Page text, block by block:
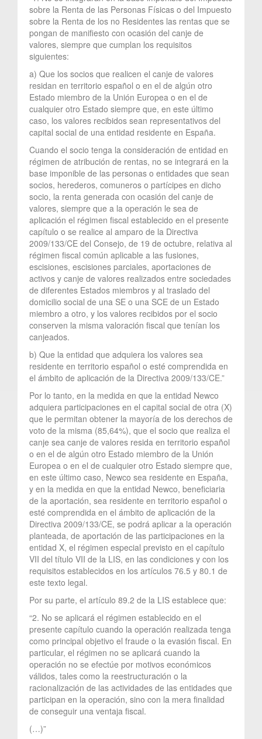
sobre la Renta de las Personas Físicas o del Impuesto
sobre la Renta de los no Residentes las rentas que se
pongan de manifiesto con ocasión del canje de
valores, siempre que cumplan los requisitos
siguientes:
a) Que los socios que realicen el canje de valores
residan en territorio español o en el de algún otro
Estado miembro de la Unión Europea o en el de
cualquier otro Estado siempre que, en este último
caso, los valores recibidos sean representativos del
capital social de una entidad residente en España.
Cuando el socio tenga la consideración de entidad en
régimen de atribución de rentas, no se integrará en la
base imponible de las personas o entidades que sean
socios, herederos, comuneros o partícipes en dicho
socio, la renta generada con ocasión del canje de
valores, siempre que a la operación le sea de
aplicación el régimen fiscal establecido en el presente
capítulo o se realice al amparo de la Directiva
2009/133/CE del Consejo, de 19 de octubre, relativa al
régimen fiscal común aplicable a las fusiones,
escisiones, escisiones parciales, aportaciones de
activos y canje de valores realizados entre sociedades
de diferentes Estados miembros y al traslado del
domicilio social de una SE o una SCE de un Estado
miembro a otro, y los valores recibidos por el socio
conserven la misma valoración fiscal que tenían los
canjeados.
b) Que la entidad que adquiera los valores sea
residente en territorio español o esté comprendida en
el ámbito de aplicación de la Directiva 2009/133/CE.”
Por lo tanto, en la medida en que la entidad Newco
adquiera participaciones en el capital social de otra (X)
que le permitan obtener la mayoría de los derechos de
voto de la misma (85,64%), que el socio que realiza el
canje sea canje de valores resida en territorio español
o en el de algún otro Estado miembro de la Unión
Europea o en el de cualquier otro Estado siempre que,
en este último caso, Newco sea residente en España,
y en la medida en que la entidad Newco, beneficiaria
de la aportación, sea residente en territorio español o
esté comprendida en el ámbito de aplicación de la
Directiva 2009/133/CE, se podrá aplicar a la operación
planteada, de aportación de las participaciones en la
entidad X, el régimen especial previsto en el capítulo
VII del título VII de la LIS, en las condiciones y con los
requisitos establecidos en los artículos 76.5 y 80.1 de
este texto legal.
Por su parte, el artículo 89.2 de la LIS establece que:
“2. No se aplicará el régimen establecido en el
presente capítulo cuando la operación realizada tenga
como principal objetivo el fraude o la evasión fiscal. En
particular, el régimen no se aplicará cuando la
operación no se efectúe por motivos económicos
válidos, tales como la reestructuración o la
racionalización de las actividades de las entidades que
participan en la operación, sino con la mera finalidad
de conseguir una ventaja fiscal.
(…)”